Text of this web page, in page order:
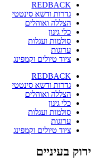
REDBACK
גדרות ודשא סינטטי
הצללה ואוהלים
כלי גינון
סולמות ועגלות
ערוגות
ציוד טיולים וקמפינג
REDBACK
גדרות ודשא סינטטי
הצללה ואוהלים
כלי גינון
סולמות ועגלות
ערוגות
ציוד טיולים וקמפינג
ירוק בעיניים